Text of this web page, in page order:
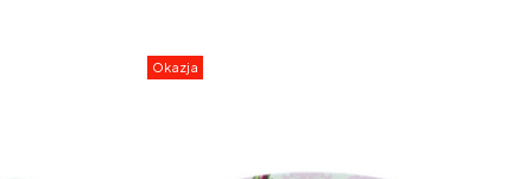
Okazja